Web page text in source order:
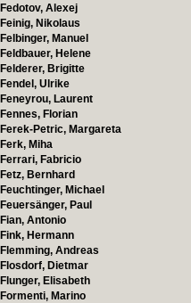
Fedotov, Alexej
Feinig, Nikolaus
Felbinger, Manuel
Feldbauer, Helene
Felderer, Brigitte
Fendel, Ulrike
Feneyrou, Laurent
Fennes, Florian
Ferek-Petric, Margareta
Ferk, Miha
Ferrari, Fabricio
Fetz, Bernhard
Feuchtinger, Michael
Feuersänger, Paul
Fian, Antonio
Fink, Hermann
Flemming, Andreas
Flosdorf, Dietmar
Flunger, Elisabeth
Formenti, Marino